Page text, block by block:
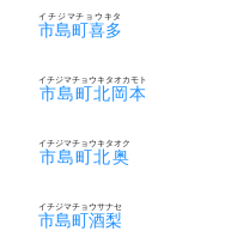
市島町喜多
イチジマチョウキタ
市島町北岡本
イチジマチョウキタオカモト
市島町北奥
イチジマチョウキタオク
市島町酒梨
イチジマチョウサナセ